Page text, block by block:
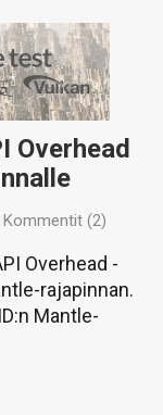
Overhead
Kommentit (2)
Overhead -
rajapinnan.
Mantle-